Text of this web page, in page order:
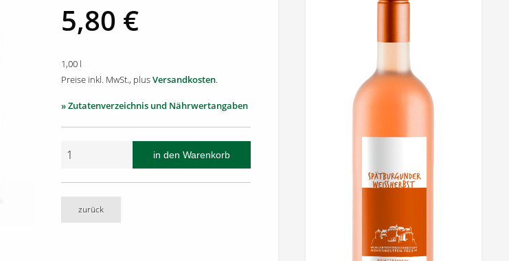
5,80 €
1,00 l
Preise inkl. MwSt., plusVersandkosten.
» Zutatenverzeichnis und Nährwertangaben
zurück